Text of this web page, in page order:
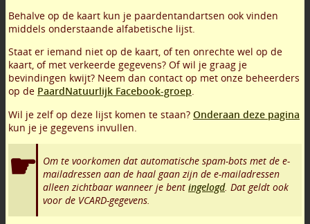
Behalve op de kaart kun je paardentandartsen ook vinden
middels onderstaande alfabetische lijst.
Staat er iemand niet op de kaart, of ten onrechte wel op de
kaart, of met verkeerde gegevens? Of wil je graag je
bevindingen kwijt? Neem dan contact op met onze beheerders
op de PaardNatuurlijk Facebook-groep.
Wil je zelf op deze lijst komen te staan? Onderaan deze pagina
kun je je gegevens invullen.
Om te voorkomen dat automatische spam-bots met de e-
mailadressen aan de haal gaan zijn de e-mailadressen
alleen zichtbaar wanneer je bent ingelogd. Dat geldt ook
voor de VCARD-gegevens.